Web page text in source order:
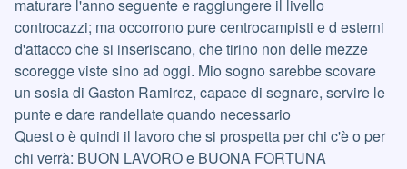
maturare l'anno seguente e raggiungere il livello
controcazzi; ma occorrono pure centrocampisti e d esterni
d'attacco che si inseriscano, che tirino non delle mezze
scoregge viste sino ad oggi. Mio sogno sarebbe scovare
un sosia di Gaston Ramirez, capace di segnare, servire le
punte e dare randellate quando necessario
Quest o è quindi il lavoro che si prospetta per chi c'è o per
chi verrà: BUON LAVORO e BUONA FORTUNA